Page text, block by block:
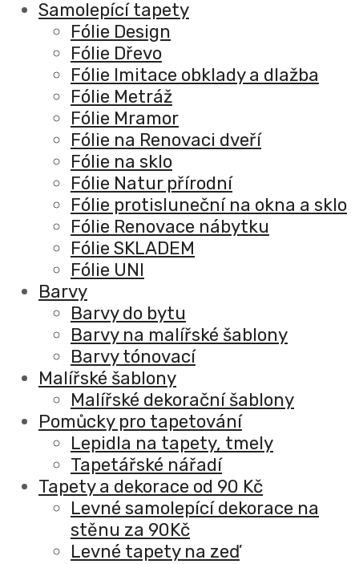
Samolepící tapety
Fólie Design
Fólie Dřevo
Fólie Imitace obklady a dlažba
Fólie Metráž
Fólie Mramor
Fólie na Renovaci dveří
Fólie na sklo
Fólie Natur přírodní
Fólie protisluneční na okna a sklo
Fólie Renovace nábytku
Fólie SKLADEM
Fólie UNI
Barvy
Barvy do bytu
Barvy na malířské šablony
Barvy tónovací
Malířské šablony
Malířské dekorační šablony
Pomůcky pro tapetování
Lepidla na tapety, tmely
Tapetářské nářadí
Tapety a dekorace od 90 Kč
Levné samolepící dekorace na
stěnu za 90Kč
Levné tapety na zeď